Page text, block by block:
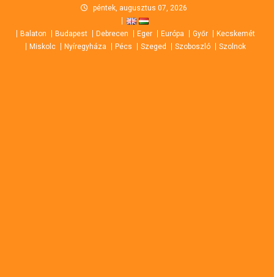
content
péntek, augusztus 07, 2026
Balaton Budapest Debrecen Eger Európa Győr
Kecskemét
Miskolc
Nyíregyháza Pécs Szeged Szoboszló Szolnok